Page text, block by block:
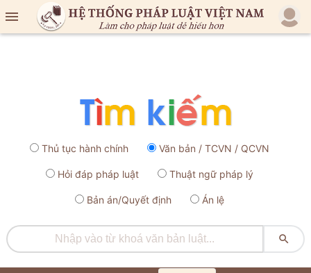

Thủ tục hành chính Văn bản / TCVN / QCVN
Hỏi đáp pháp luật Thuật ngữ pháp lý
Bản án/Quyết định Án lệ
